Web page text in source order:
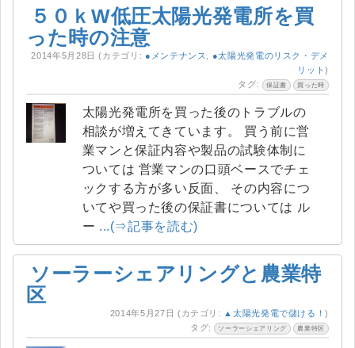
５０ｋW低圧太陽光発電所を買
った時の注意
2014年5月28日 (カテゴリ: ●メンテナンス
●太陽光発電のリスク・デメ
リット)
タグ:
保証書 買った時
太陽光発電所を買った後のトラブルの
相談が増えてきています。 買う前に営
業マンと保証内容や製品の試験体制に
ついては 営業マンの口頭ベースでチェ
ックする方が多い反面、 その内容につ
いてや買った後の保証書については ル
ー ...(⇒記事を読む)
ソーラーシェアリングと農業特
区
2014年5月27日 (カテゴリ: ▲太陽光発電で儲ける！)
タグ:
ソーラーシェアリング 農業特区